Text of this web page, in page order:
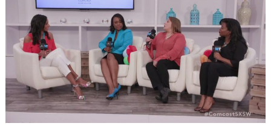
Clients
»